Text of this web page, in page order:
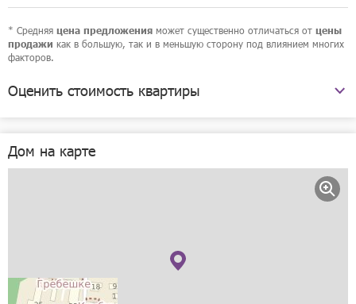
* Средняя цена предложения может существенно отличаться от цены
продажи как в большую, так и в меньшую сторону под влиянием многих
факторов.
Оценить стоимость квартиры
Дом на карте